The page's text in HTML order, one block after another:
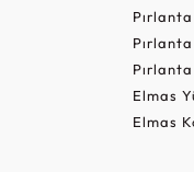
Elmas
Elmas